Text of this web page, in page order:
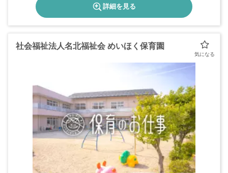
詳細を見る
社会福祉法人名北福祉会 めいほく保育園